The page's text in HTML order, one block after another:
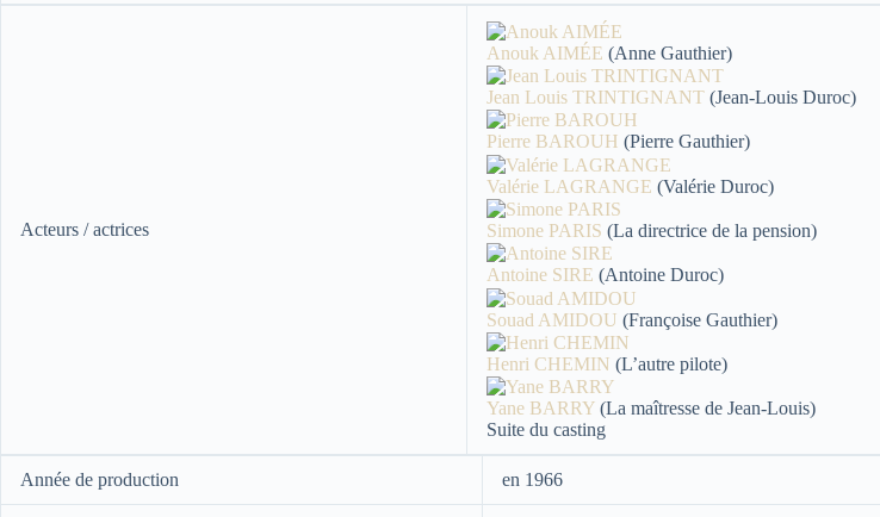
Acteurs / actrices
Anouk AIMÉE (Anne Gauthier)
Jean Louis TRINTIGNANT (Jean-Louis Duroc)
Pierre BAROUH (Pierre Gauthier)
Valérie LAGRANGE (Valérie Duroc)
Simone PARIS (La directrice de la pension)
Antoine SIRE (Antoine Duroc)
Souad AMIDOU (Françoise Gauthier)
Henri CHEMIN (L’autre pilote)
Yane BARRY (La maîtresse de Jean-Louis)
Suite du casting
Année de production en 1966